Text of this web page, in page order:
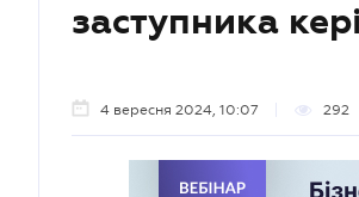
заступника
4 вересня 2024, 10:07 292